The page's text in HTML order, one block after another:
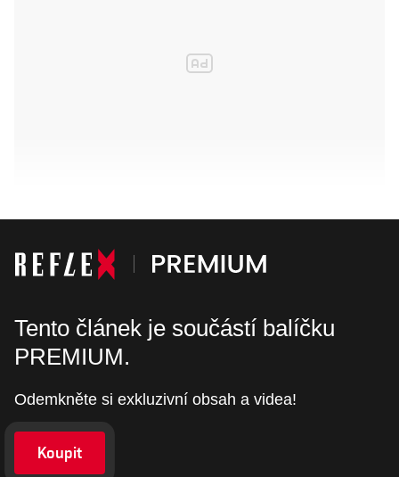
Tento článek je součástí balíčku
PREMIUM.
Odemkněte si exkluzivní obsah a videa!
Koupit